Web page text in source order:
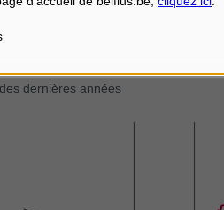
hausse des taux d'intérêt à long
des actions. Nous pensons que
dernières années